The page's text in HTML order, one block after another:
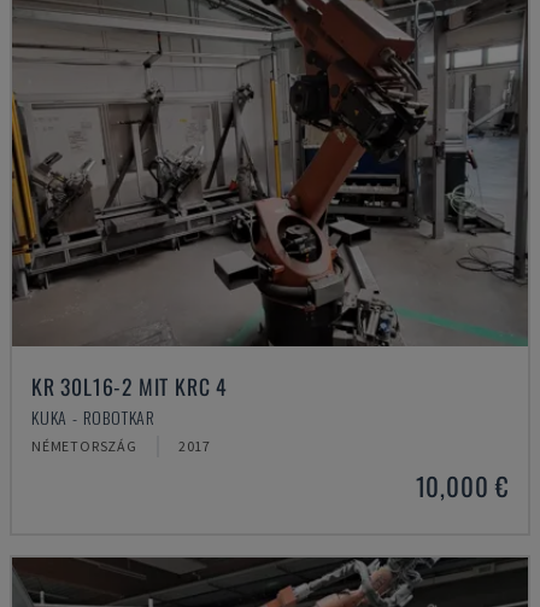
KR 30L16-2 MIT KRC 4
KUKA - ROBOTKAR
NÉMETORSZÁG 2017
10,000 €